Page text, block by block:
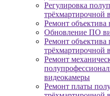
Регулировка
трёхмартирочной
Ремонт объектива
Обновление ПО
Ремонт объектива
трёхмартирочной
Ремонт
видеокамеры
Ремонт платы